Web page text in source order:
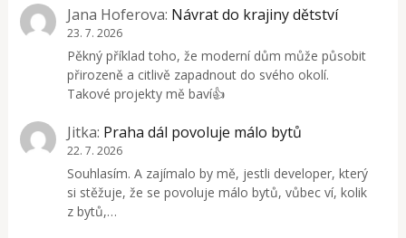
Jana Hoferova: Návrat do krajiny dětství
23. 7. 2026
Pěkný příklad toho, že moderní dům může působit
přirozeně a citlivě zapadnout do svého okolí.
Takové projekty mě baví👍
Jitka: Praha dál povoluje málo bytů
22. 7. 2026
Souhlasím. A zajímalo by mě, jestli developer, který
si stěžuje, že se povoluje málo bytů, vůbec ví, kolik
z bytů,…